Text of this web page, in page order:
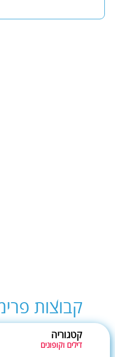
קבוצות
קטגוריה
דילים וקופונים